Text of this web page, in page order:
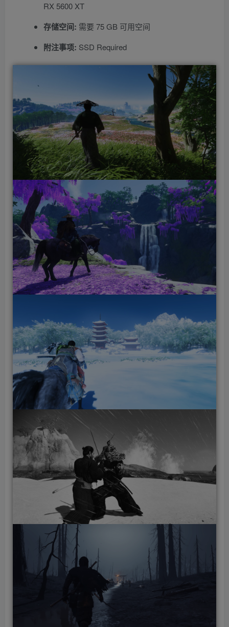
RX 5600 XT
存储空间: 需要 75 GB 可用空间
附注事项: SSD Required